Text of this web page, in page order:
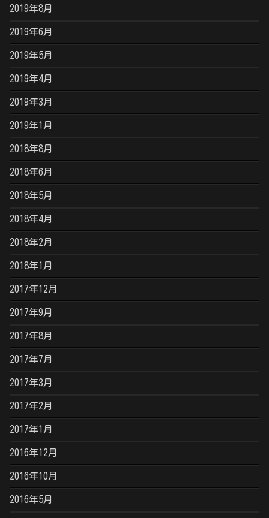
2019年8月
2019年6月
2019年5月
2019年4月
2019年3月
2019年1月
2018年8月
2018年6月
2018年5月
2018年4月
2018年2月
2018年1月
2017年12月
2017年9月
2017年8月
2017年7月
2017年3月
2017年2月
2017年1月
2016年12月
2016年10月
2016年5月